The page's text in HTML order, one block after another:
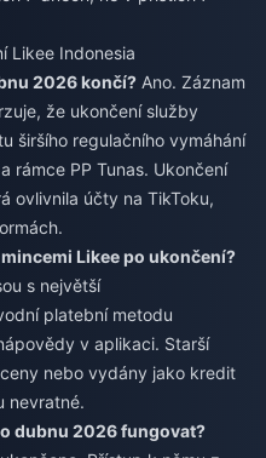
Likee Indonesia
2026 končí? Ano. Záznam
že ukončení služby
širšího regulačního vymáhání
rámce PP Tunas. Ukončení
ovlivnila účty na TikToku,
Likee po ukončení?
s největší
platební metodu
v aplikaci. Starší
nebo vydány jako kredit
nevratné.
dubnu 2026 fungovat?